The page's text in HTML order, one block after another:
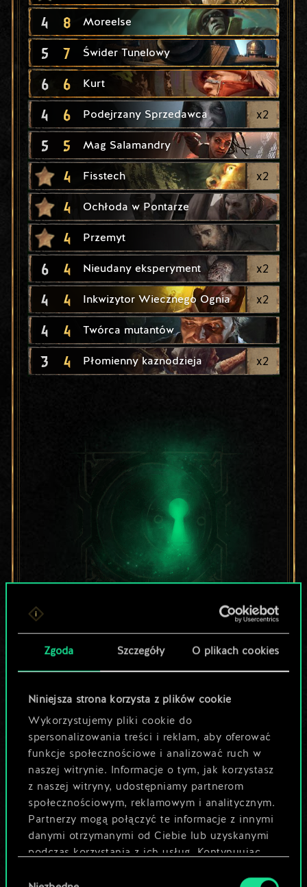
Zgoda Szczegóły O plikach cookies
Niniejsza strona korzysta z plików cookie
Wykorzystujemy pliki cookie do
spersonalizowania treści i reklam, aby oferować
funkcje społecznościowe i analizować ruch w
naszej witrynie. Informacje o tym, jak korzystasz
z naszej witryny, udostępniamy partnerom
społecznościowym, reklamowym i analitycznym.
Partnerzy mogą połączyć te informacje z innymi
danymi otrzymanymi od Ciebie lub uzyskanymi
podczas korzystania z ich usług. Kontynuując
4 8 Moreelse
5 7 Świder Tunelowy
6 6 Kurt
4 6 Podejrzany Sprzedawca x2
5 5 Mag Salamandry
4 Fisstech x2
4 Ochłoda w Pontarze
4 Przemyt
6 4 Nieudany eksperyment x2
4 4 Inkwizytor Wiecznego Ognia x2
4 4 Twórca mutantów
3 4 Płomienny kaznodzieja x2
Lubisz grać tą talią?
Pomóż społeczności
odkryć jej
potencjał!
Nazwij talię i opisz swoją strategię
Edytuj talię
LUB